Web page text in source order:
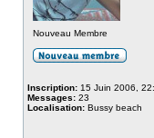
Nouveau Membre
Inscription: 15 Juin 2006,
Messages: 23
Localisation: Bussy beach